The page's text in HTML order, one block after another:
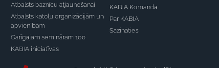
Atbalsts baznīcu atjaunošanai
Atbalsts katoļu organizācijām un
apvienībām
Garīgajam semināram 100
KABIA iniciatīvas
KABIA Komanda
Par KABIA
Sazināties